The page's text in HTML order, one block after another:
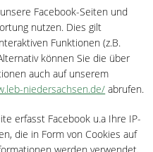
Facebook-Seiten und
nutzen. Dies gilt
Funktionen (z.B.
können Sie die über
auch auf unserem
niedersachsen.de/ abrufen.
erfasst Facebook u.a Ihre IP-
die in Form von Cookies auf